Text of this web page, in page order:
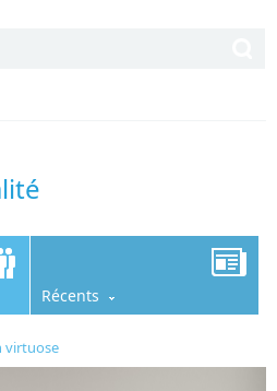
Récents
virtuose